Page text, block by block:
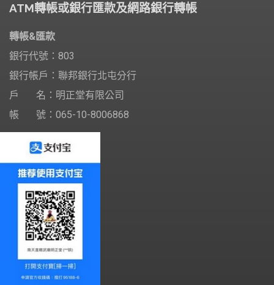
ATM轉帳或銀行匯款及網路銀行轉帳
轉帳&匯款
銀行代號：803
銀行帳戶：聯邦銀行北屯分行
戶 名：明正堂有限公司
帳 號：065-10-8006868